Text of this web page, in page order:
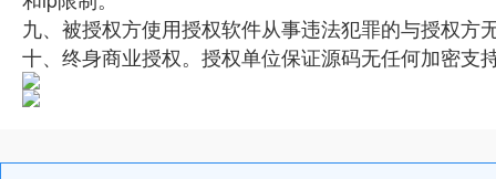
九、被授权方使用授权软件从事违法犯罪的与授权方
十、终身商业授权。授权单位保证源码无任何加密